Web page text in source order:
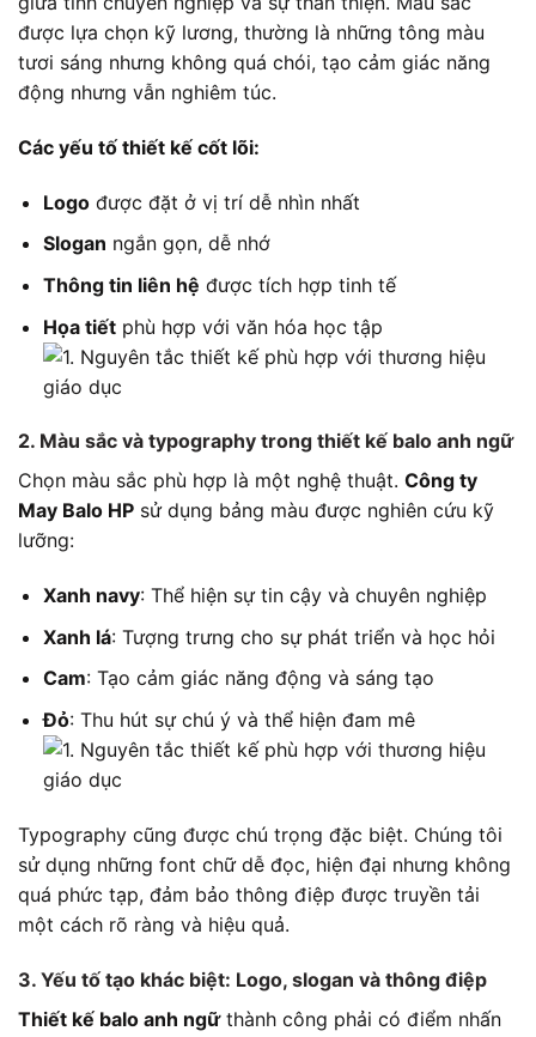
được lựa chọn kỹ lương, thường là những tông màu
tươi sáng nhưng không quá chói, tạo cảm giác năng
động nhưng vẫn nghiêm túc.
Các yếu tố thiết kế cốt lõi:
Logođược đặt ở vị trí dễ nhìn nhất
Slogan ngắn gọn, dễ nhớ
Thông tin liên hệ được tích hợp tinh tế
Họa tiếtphù hợp với văn hóa học tập
2. Màu sắc và typography trong thiết kế balo anh ngữ
Chọn màu sắc phù hợp là một nghệ thuật. Công ty
May Balo HP sử dụng bảng màu được nghiên cứu kỹ
lưỡng:
Xanh navy: Thể hiện sự tin cậy và chuyên nghiệp
Xanh lá: Tượng trưng cho sự phát triển và học hỏi
Cam: Tạo cảm giác năng động và sáng tạo
Đỏ: Thu hút sự chú ý và thể hiện đam mê
Typography cũng được chú trọng đặc biệt. Chúng tôi
sử dụng những font chữ dễ đọc, hiện đại nhưng không
quá phức tạp, đảm bảo thông điệp được truyền tải
một cách rõ ràng và hiệu quả.
3. Yếu tố tạo khác biệt: Logo, slogan và thông điệp
Thiết kế balo anh ngữthành công phải có điểm nhấn